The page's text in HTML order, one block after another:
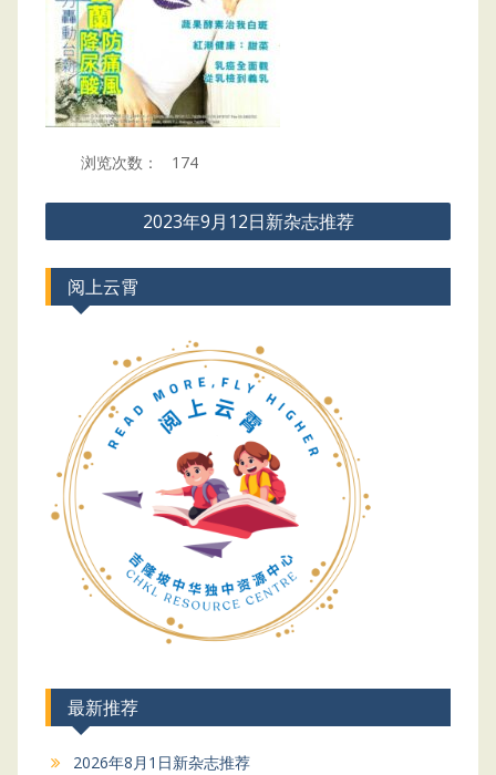
浏览次数： 174
Post
navigation
2023年9月12日新杂志推荐
阅上云霄
最新推荐
2026年8月1日新杂志推荐